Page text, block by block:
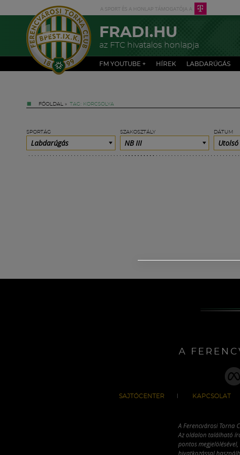
FRADI.HU
az FTC hivatalos honlapja
FM YOUTUBE + HÍREK LABDARÚGÁS
FŐOLDAL » TAG: KORCSOLYA
SPORTÁG
Labdarúgás
SZAKOSZTÁLY
NB III
DÁTUM
A
SAJTÓCENTER KAPCSOLAT
A Ferencvárosi Torna
Az oldalon található
pontos
hivatkozással